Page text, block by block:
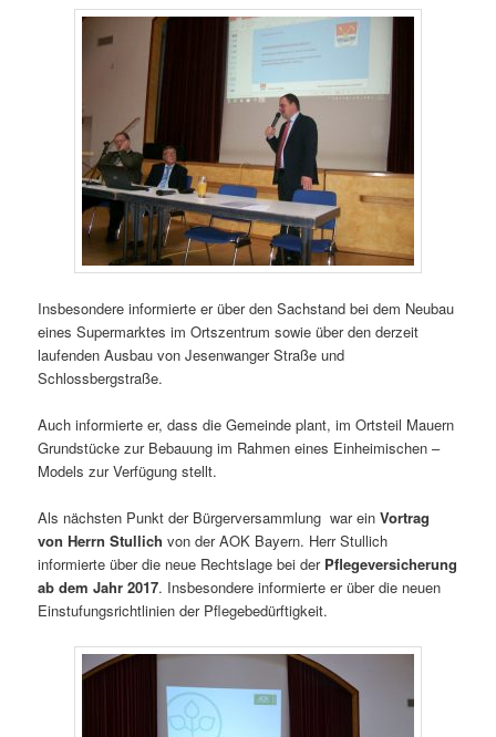
Insbesondere informierte er über den Sachstand bei dem Neubau
eines Supermarktes im Ortszentrum sowie über den derzeit
laufenden Ausbau von Jesenwanger Straße und
Schlossbergstraße.
Auch informierte er, dass die Gemeinde plant, im Ortsteil Mauern
Grundstücke zur Bebauung im Rahmen eines Einheimischen –
Models zur Verfügung stellt.
Als nächsten Punkt der Bürgerversammlung war einVortrag
von Herrn Stullich von der AOK Bayern. Herr Stullich
informierte über die neue Rechtslage bei der Pflegeversicherung
ab dem Jahr 2017. Insbesondere informierte er über die neuen
Einstufungsrichtlinien der Pflegebedürftigkeit.